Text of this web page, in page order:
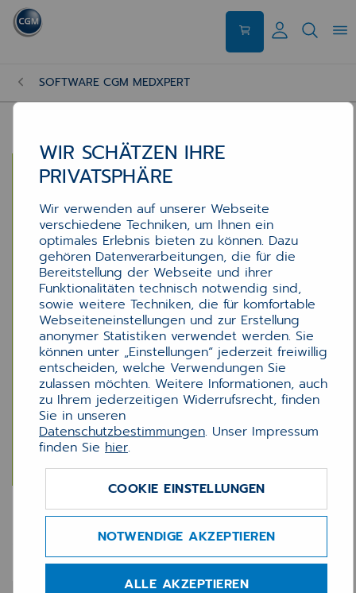
SOFTWARE CGM MEDXPERT
MEDX e-Zuweisung
(Ausbaustufe 1)
WIR SCHÄTZEN IHRE
PRIVATSPHÄRE
Wir verwenden auf unserer Webseite
verschiedene Techniken, um Ihnen ein
optimales Erlebnis bieten zu können. Dazu
gehören Datenverarbeitungen, die für die
Bereitstellung der Webseite und ihrer
Funktionalitäten technisch notwendig sind,
sowie weitere Techniken, die für komfortable
Webseiteneinstellungen und zur Erstellung
anonymer Statistiken verwendet werden. Sie
können unter „Einstellungen“ jederzeit freiwillig
entscheiden, welche Verwendungen Sie
zulassen möchten. Weitere Informationen, auch
zu Ihrem jederzeitigen Widerrufsrecht, finden
Sie in unseren
Datenschutzbestimmungen. Unser Impressum
finden Sie hier.
COOKIE EINSTELLUNGEN
NOTWENDIGE AKZEPTIEREN
ALLE AKZEPTIEREN